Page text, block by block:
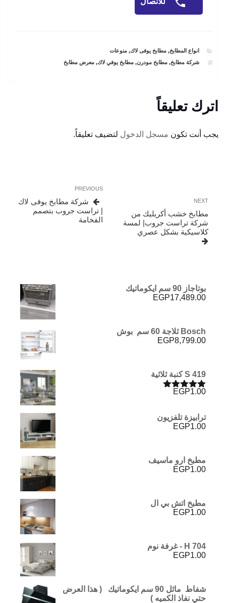
CATEGORIES
انواع المطابخ,مطابخ يوفى لاك,منوعات
TAGS
شركة مطابخ,مطابخ مودرن,مطابخ يوفي لاك,معرض مطابخ
اترك تعليقاً
يجب أنت تكون مسجل الدخول لتضيف تعليقاً.
المقالات
Previous
Post
PREVIOUS
شركة مطابخ يوفى لاك
| تراست جروب بتصمم
الفخامة
Next
Post
NEXT
مطابخ خشب أكريليك من
شركة تراست جروب| لمسة
كلاسيكية بشكل عصري
بوتاجاز 90 سم ايكوماتيك
EGP17,489.00
Bosch ثلاجة 60 سم بوش
EGP8,799.00
S 419 كنبة ثلاثية
تم التقييم
EGP1.00
ترابيزة تلفزيون
EGP1.00
مطبخ ارو ماسيف
EGP1.00
مطبخ اتش بي ال
EGP1.00
H 704 - غرفة نوم
EGP1.00
شفاط مائل 90 سم ايكوماتيك ( هذا العرض
حتي نفاذ الكميه )